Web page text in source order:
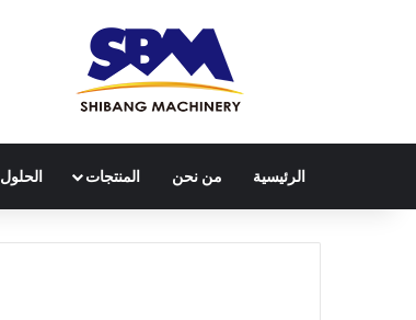
الرئيسية من نحن المنتجات الحلول